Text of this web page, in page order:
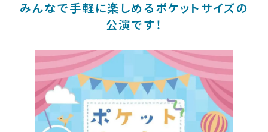
みんなで手軽に楽しめるポケットサイズの
公演です！